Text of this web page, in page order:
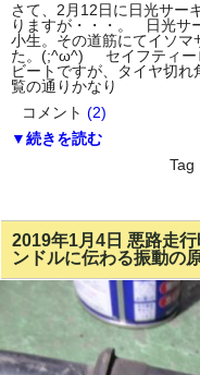
さて、2月12日に日光サー
りますが・・・。 日光サ
小生。その道筋にてイソマ
た。(;^ω^) セイフティー
ビートですが、タイヤ切
覧の通りかなり
コメント (2)
▼続きを読む
Tag
2019年1月4日 悪路走
ンドルに伝わる振動の